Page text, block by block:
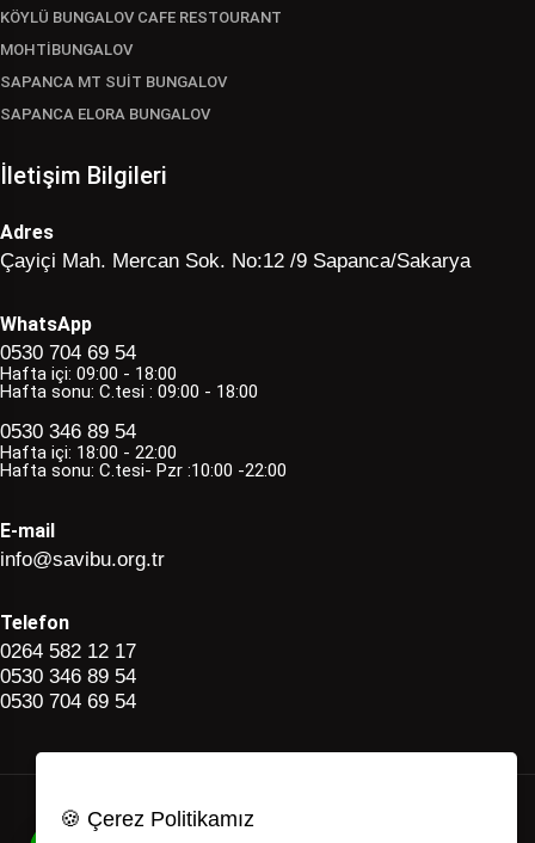
KÖYLÜ BUNGALOV CAFE RESTOURANT
MOHTİBUNGALOV
SAPANCA MT SUİT BUNGALOV
SAPANCA ELORA BUNGALOV
İletişim Bilgileri
Adres
Çayiçi Mah. Mercan Sok. No:12 /9 Sapanca/Sakarya
WhatsApp
0530 704 69 54
Hafta içi: 09:00 - 18:00
Hafta sonu: C.tesi : 09:00 - 18:00
0530 346 89 54
Hafta içi: 18:00 - 22:00
Hafta sonu: C.tesi- Pzr :10:00 -22:00
E-mail
info@savibu.org.tr
Telefon
0264 582 12 17
0530 346 89 54
0530 704 69 54
Savibu Copyright © 2022 - 2026
🍪 Çerez Politikamız